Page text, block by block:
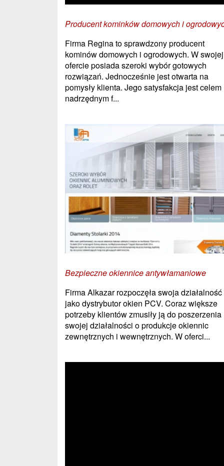
Producent kominków domowych i
Firma Regina to sprawdzony producent
kominów domowych i ogrodowych. W swojej
ofercie posiada szeroki wybór gotowych
rozwiązań. Jednocześnie jest otwarta na
pomysły klienta. Jego satysfakcja jest celem
nadrzędnym f...
Bezpieczne okiennice antywłamaniowe
Firma Alkazar rozpoczęła swoja działalność
jako dystrybutor okien PCV. Coraz większe
potrzeby klientów zmusiły ją do poszerzenia
swojej działalności o produkcje okiennic
zewnętrznych i wewnętrznych. W oferci...